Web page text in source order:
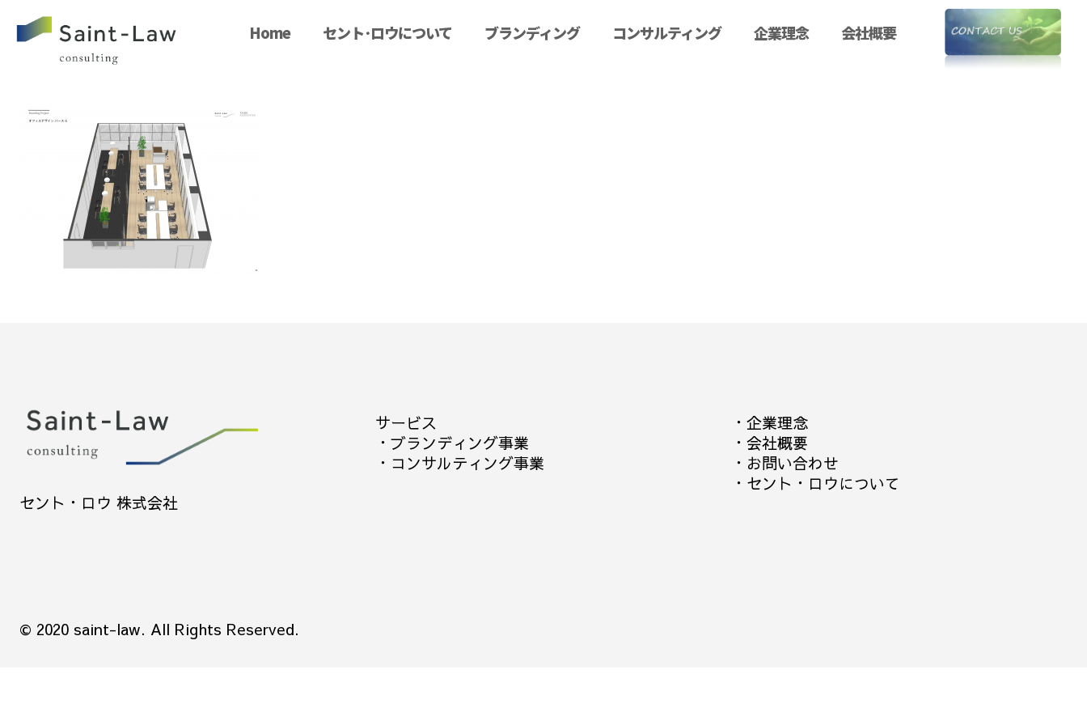
Home セント･ロウについて ブランディング コンサルティング 企業理念 会社概要
セント・ロウ 株式会社
サービス
・ ブランディング事業
・ コンサルティング事業
・ 企業理念
・ 会社概要
・ お問い合わせ
・ セント・ロウについて
© 2020 saint-law. All Rights Reserved.